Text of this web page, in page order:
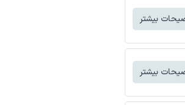
بیشتر
بیشتر